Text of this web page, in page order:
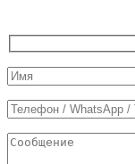
Служебные
поля
формы